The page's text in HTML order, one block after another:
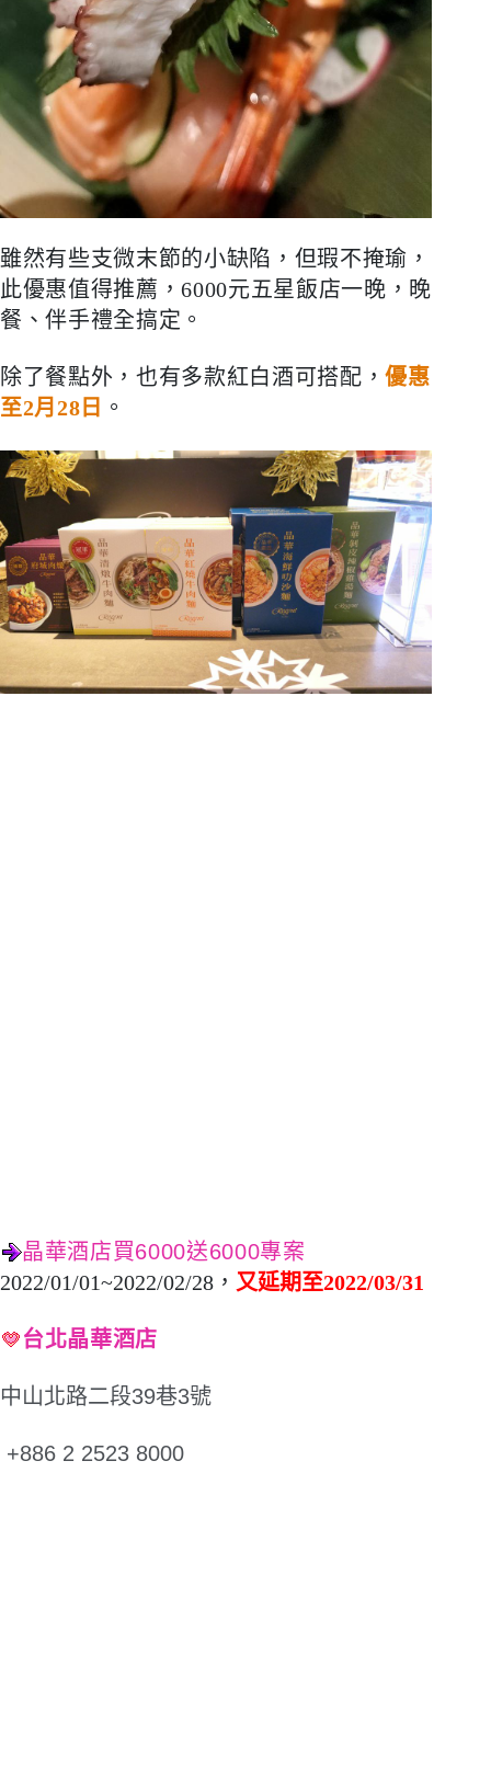
雖然有些支微末節的小缺陷，但瑕不掩瑜，
此優惠值得推薦，6000元五星飯店一晚，晚
餐、伴手禮全搞定。
除了餐點外，也有多款紅白酒可搭配，優惠
至2月28 日 。
晶華酒店買6000送6000專案
2022/01/01~2022/02/28， 又延期至2022/03/31
台北晶華酒店
中山北路二段39巷3號
+886 2 2523 8000